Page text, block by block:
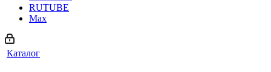
RUTUBE
Max
Каталог